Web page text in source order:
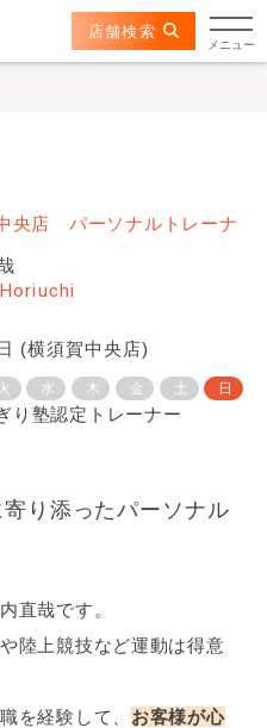
の本文へ
メニュー
店舗検索
央店 パーソナルトレーナ
(横須賀中央店)
火 水 木 金 土 日
り塾認定トレーナー
り添ったパーソナル
直哉です。
陸上競技など運動は得意
を経験して、 お客様が心